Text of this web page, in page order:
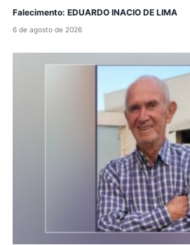
Falecimento: EDUARDO INACIO DE LIMA
6 de agosto de 2026